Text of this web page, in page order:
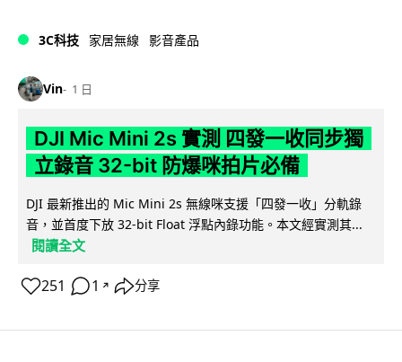
3C科技 家居無線 影音產品
Vin 1 日
DJI Mic Mini 2s 實測 四發一收同步獨
立錄音 32-bit 防爆咪拍片必備
DJI 最新推出的 Mic Mini 2s 無線咪支援「四發一收」分軌錄
音，並首度下放 32-bit Float 浮點內錄功能。本文經實測其...
閱讀全文
251 1 ↗ 分享